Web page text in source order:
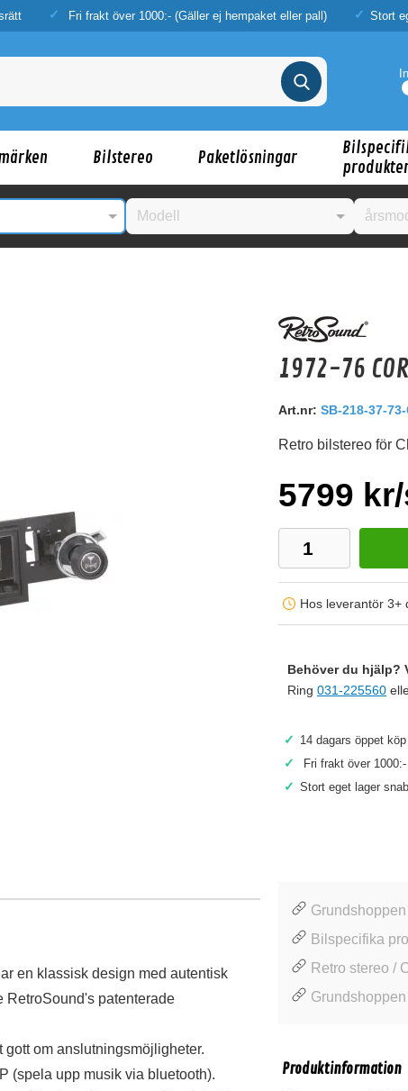
Fri frakt över 1000:- (Gäller ej hempaket eller pall) Stort
Bilstereo Paketlösningar
någon av dessa produkter kan intressera
1972-76
Art.nr: SB-218-37-
Retro bilstereo för
5799
Hos leverantör 3+
Behöver du hjälp?
Ring 031-225560
✓ 14 dagars öppet
✓ Fri frakt över
✓ Stort eget lager
en klassisk design med autentisk
RetroSound's patenterade
om anslutningsmöjligheter.
(spela upp musik via bluetooth).
Bilspecifika
Retro stereo /
Produktinformation